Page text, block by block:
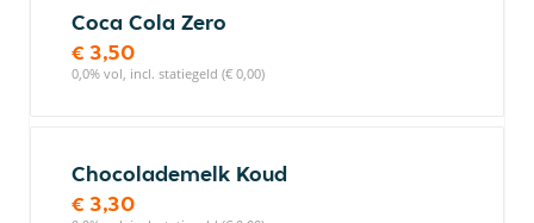
Coca Cola Zero
€ 3,50
0,0% vol, incl. statiegeld (€ 0,00)
Chocolademelk Koud
€ 3,30